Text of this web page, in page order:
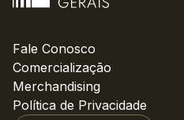
Fale Conosco
Comercialização
Merchandising
Política de Privacidade